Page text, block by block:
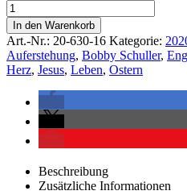
In den Warenkorb
Art.-Nr.: 20-630-16 Kategorie:
Auferstehung, Bobby Schuller,
Herz, Jesus, Leben, Ostern
Beschreibung
Zusätzliche Informationen